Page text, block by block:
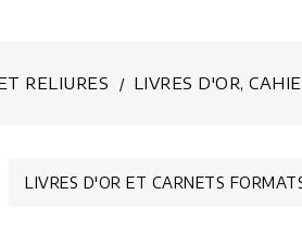
RELIURES LIVRES D'OR,
LIVRES D'OR ET CARNETS